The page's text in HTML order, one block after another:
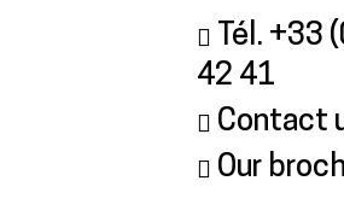
Tél. +33
42 41
Contact
Our